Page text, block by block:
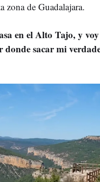
zona de Guadalajara.
en el Alto Tajo, y
donde sacar mi